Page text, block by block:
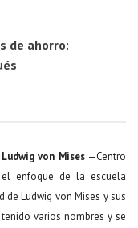
de ahorro:
von Mises—Centro
enfoque de la escuela
Ludwig von Mises y sus
varios nombres y se